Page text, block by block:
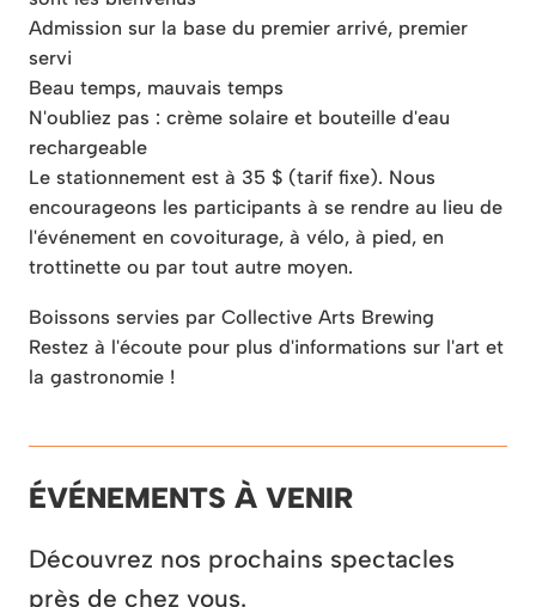
Admission sur la base du premier arrivé, premier
servi
Beau temps, mauvais temps
N'oubliez pas : crème solaire et bouteille d'eau
rechargeable
Le stationnement est à 35 $ (tarif fixe). Nous
encourageons les participants à se rendre au lieu de
l'événement en covoiturage, à vélo, à pied, en
trottinette ou par tout autre moyen.
Boissons servies par Collective Arts Brewing
Restez à l'écoute pour plus d'informations sur l'art et
la gastronomie !
ÉVÉNEMENTS À VENIR
Découvrez nos prochains spectacles
près de chez vous.